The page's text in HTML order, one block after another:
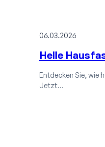
06.03.2026
Helle
Entdecken Sie, wie
Jetzt…